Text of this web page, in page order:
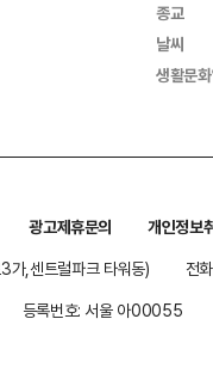
종교
날씨
생활문
광고제휴문의
개인정보
가,센트럴파크 타워동)
전
등록번호: 서울 아00055